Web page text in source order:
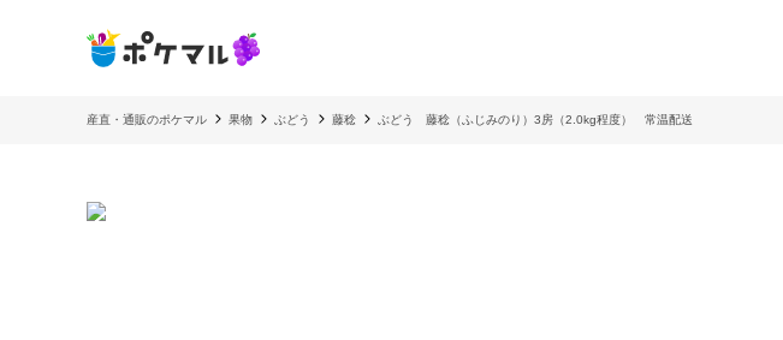
産直・通販のポケマル 果物 ぶどう 藤稔 ぶどう 藤稔（ふじみのり）3房（2.0kg程度） 常温配送